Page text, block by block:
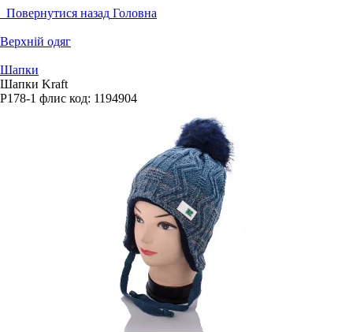
Повернутися назад Головна
Верхній одяг
Шапки
Шапки Kraft
P178-1 флис код: 1194904